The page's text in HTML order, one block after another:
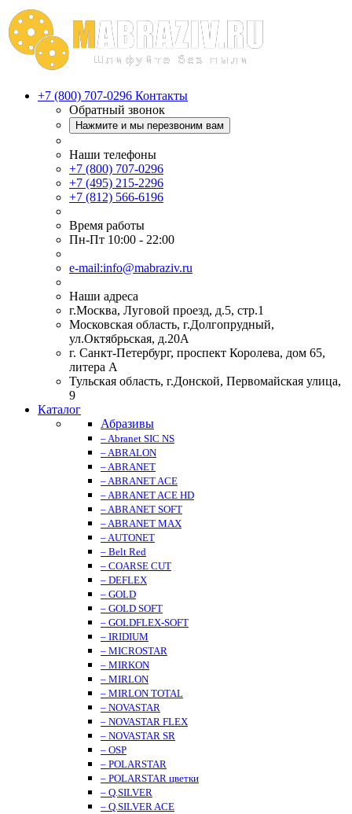
+7 (800) 707-0296 Контакты
Обратный звонок
Нажмите и мы перезвоним вам
Наши телефоны
+7 (800) 707-0296
+7 (495) 215-2296
+7 (812) 566-6196
Время работы
Пн-Пт 10:00 - 22:00
e-mail:info@mabraziv.ru
Наши адреса
г.Москва, Луговой проезд, д.5, стр.1
Московская область, г.Долгопрудный,
ул.Октябрьская, д.20А
г. Санкт-Петербург, проспект Королева, дом 65,
литера А
Тульская область, г.Донской, Первомайская улица,
9
Каталог
Абразивы
– Abranet SIC NS
– ABRALON
– ABRANET
– ABRANET ACE
– ABRANET ACE HD
– ABRANET SOFT
– ABRANET MAX
– AUTONET
– Belt Red
– COARSE CUT
– DEFLEX
– GOLD
– GOLD SOFT
– GOLDFLEX-SOFT
– IRIDIUM
– MICROSTAR
– MIRKON
– MIRLON
– MIRLON TOTAL
– NOVASTAR
– NOVASTAR FLEX
– NOVASTAR SR
– OSP
– POLARSTAR
– POLARSTAR цветки
– Q.SILVER
– Q.SILVER ACE